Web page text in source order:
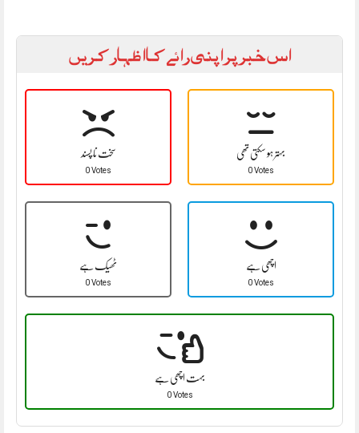
اس خبر پر اپنی رائے کا اظہار کریں
سخت نا پسند
0 Votes
بہتر ہو سکتی تھی
0 Votes
ٹھیک ہے
0 Votes
اچھی ہے
0 Votes
بہت اچھی ہے
0 Votes